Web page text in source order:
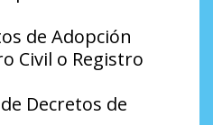
de Adopción
Civil o Registro
Decretos de